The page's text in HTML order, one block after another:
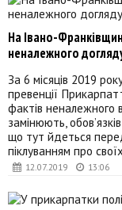
12.07.2019 13:06
На Івано-
неналежного
За 6 місяців 2019
превенції
фактів неналежного
замінюють,
що тут йдеться
піклуванням про